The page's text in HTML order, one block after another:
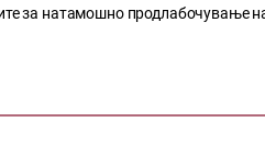
за натамошно продлабочување